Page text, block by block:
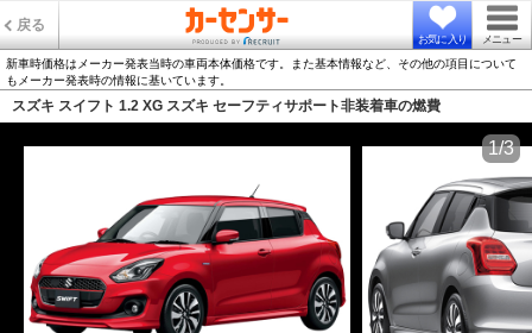
戻る
お気に入り メニュー
新車時価格はメーカー発表当時の車両本体価格です。また基本情報など、その他の項目について
もメーカー発表時の情報に基いています。
スズキ スイフト 1.2 XG スズキ セーフティサポート非装着車の燃費
1/3